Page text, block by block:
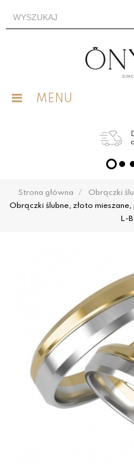
MENU
dostawa
Strona główna Obrączki
Obrączki ślubne, złoto
L-